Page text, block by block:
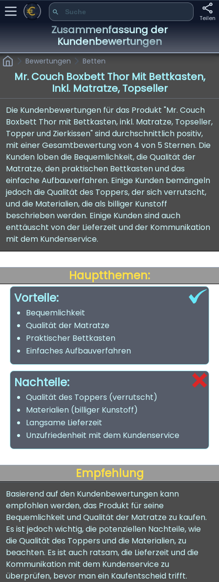
Teilen
Zusammenfassung der
Kundenbewertungen
Bewertungen Betten
Mr. Couch Boxbett Thor Mit Bettkasten,
Inkl. Matratze, Topseller
Die Kundenbewertungen für das Produkt "Mr. Couch
Boxbett Thor mit Bettkasten, inkl. Matratze, Topseller,
Topper und Zierkissen" sind durchschnittlich positiv,
mit einer Gesamtbewertung von 4 von 5 Sternen. Die
Kunden loben die Bequemlichkeit, die Qualität der
Matratze, den praktischen Bettkasten und das
einfache Aufbauverfahren. Einige Kunden bemängeln
jedoch die Qualität des Toppers, der sich verrutscht,
und die Materialien, die als billiger Kunstoff
beschrieben werden. Einige Kunden sind auch
enttäuscht von der Lieferzeit und der Kommunikation
mit dem Kundenservice.
Hauptthemen:
Vorteile:
Bequemlichkeit
Qualität der Matratze
Praktischer Bettkasten
Einfaches Aufbauverfahren
Nachteile:
Qualität des Toppers (verrutscht)
Materialien (billiger Kunstoff)
Langsame Lieferzeit
Unzufriedenheit mit dem Kundenservice
Empfehlung
Basierend auf den Kundenbewertungen kann
empfohlen werden, das Produkt für seine
Bequemlichkeit und Qualität der Matratze zu kaufen.
Es ist jedoch wichtig, die potenziellen Nachteile, wie
die Qualität des Toppers und die Materialien, zu
beachten. Es ist auch ratsam, die Lieferzeit und die
Kommunikation mit dem Kundenservice zu
überprüfen, bevor man ein Kaufentscheid trifft.